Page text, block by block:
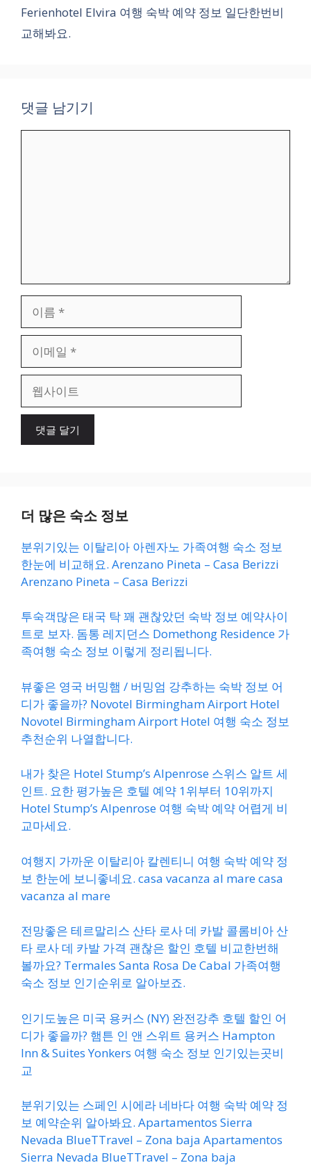
Ferienhotel Elvira 여행 숙박 예약 정보 일단한번비
교해봐요.
댓글 남기기
일
이
더 많은 숙소 정보
분위기있는 이탈리아 아렌자노 가족여행 숙소 정보
한눈에 비교해요. Arenzano Pineta – Casa Berizzi
Arenzano Pineta – Casa Berizzi
투숙객많은 태국 탁 꽤 괜찮았던 숙박 정보 예약사이
트로 보자. 돔통 레지던스 Domethong Residence 가
족여행 숙소 정보 이렇게 정리됩니다.
뷰좋은 영국 버밍햄 / 버밍엄 강추하는 숙박 정보 어
디가 좋을까? Novotel Birmingham Airport Hotel
Novotel Birmingham Airport Hotel 여행 숙소 정보
추천순위 나열합니다.
내가 찾은 Hotel Stump’s Alpenrose 스위스 알트 세
인트. 요한 평가높은 호텔 예약 1위부터 10위까지
Hotel Stump’s Alpenrose 여행 숙박 예약 어렵게 비
교마세요.
여행지 가까운 이탈리아 칼렌티니 여행 숙박 예약 정
보 한눈에 보니좋네요. casa vacanza al mare casa
vacanza al mare
전망좋은 테르말리스 산타 로사 데 카발 콜롬비아 산
타 로사 데 카발 가격 괜찮은 할인 호텔 비교한번해
볼까요? Termales Santa Rosa De Cabal 가족여행
숙소 정보 인기순위로 알아보죠.
인기도높은 미국 용커스 (NY) 완전강추 호텔 할인 어
디가 좋을까? 햄튼 인 앤 스위트 용커스 Hampton
Inn & Suites Yonkers 여행 숙소 정보 인기있는곳비
교
분위기있는 스페인 시에라 네바다 여행 숙박 예약 정
보 예약순위 알아봐요. Apartamentos Sierra
Nevada BlueTTravel – Zona baja Apartamentos
Sierra Nevada BlueTTravel – Zona baja